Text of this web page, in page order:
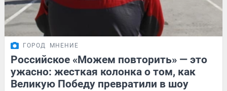
ГОРОД МНЕНИЕ
Российское «Можем повторить» — это
ужасно: жесткая колонка о том, как
Великую Победу превратили в шоу